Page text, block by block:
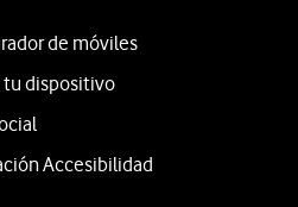
de móviles
tu dispositivo
Accesibilidad